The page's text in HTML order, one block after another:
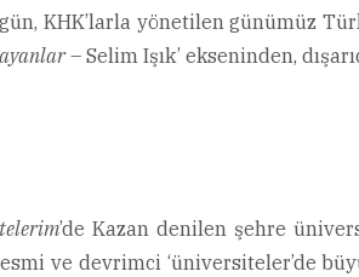
KHK’larla yönetilen günümüz
– Selim Işık’ ekseninden,
’de Kazan denilen şehre
ve devrimci ‘üniversiteler’de